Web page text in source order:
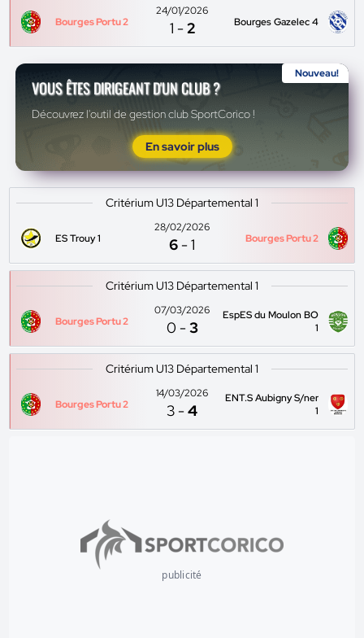
Bourges Portu 2
24/01/2026
1 -2 Bourges Gazelec 4
Nouveau!
VOUS ÊTES DIRIGEANT D'UN CLUB ?
Découvrez l'outil de gestion club SportCorico !
En savoir plus
Critérium U13 Départemental 1
ES Trouy 1
28/02/2026
6 -1 Bourges Portu 2
Critérium U13 Départemental 1
Bourges Portu 2
07/03/2026
0 -3
EspES du Moulon BO
1
Critérium U13 Départemental 1
Bourges Portu 2
14/03/2026
3 -4
ENT.S Aubigny S/ner
1
publicité